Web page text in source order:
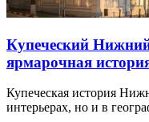
Купеческий
ярмарочная
Купеческая история
интерьерах, но и в